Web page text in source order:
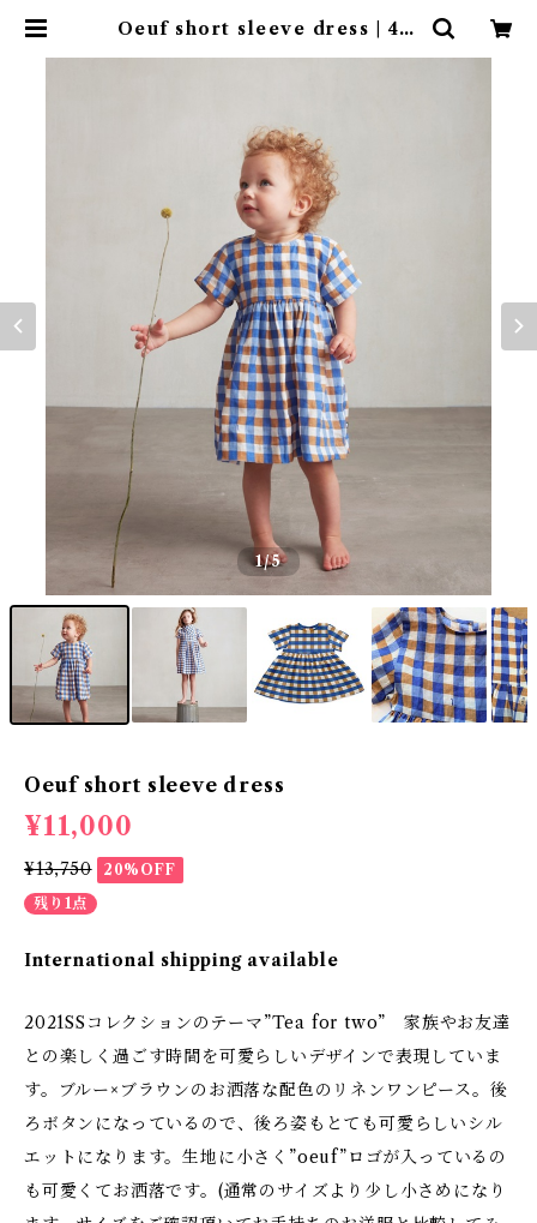
Oeuf short sleeve dress | 4cl
1/5
Oeuf short sleeve dress
¥11,000
¥13,750
20%OFF
残り1点
International shipping available
2021SSコレクションのテーマ”Tea for two” 家族やお友達
との楽しく過ごす時間を可愛らしいデザインで表現していま
す。ブルー×ブラウンのお洒落な配色のリネンワンピース。後
ろボタンになっているので、後ろ姿もとても可愛らしいシル
エットになります。生地に小さく”oeuf”ロゴが入っているの
も可愛くてお洒落です。(通常のサイズより少し小さめになり